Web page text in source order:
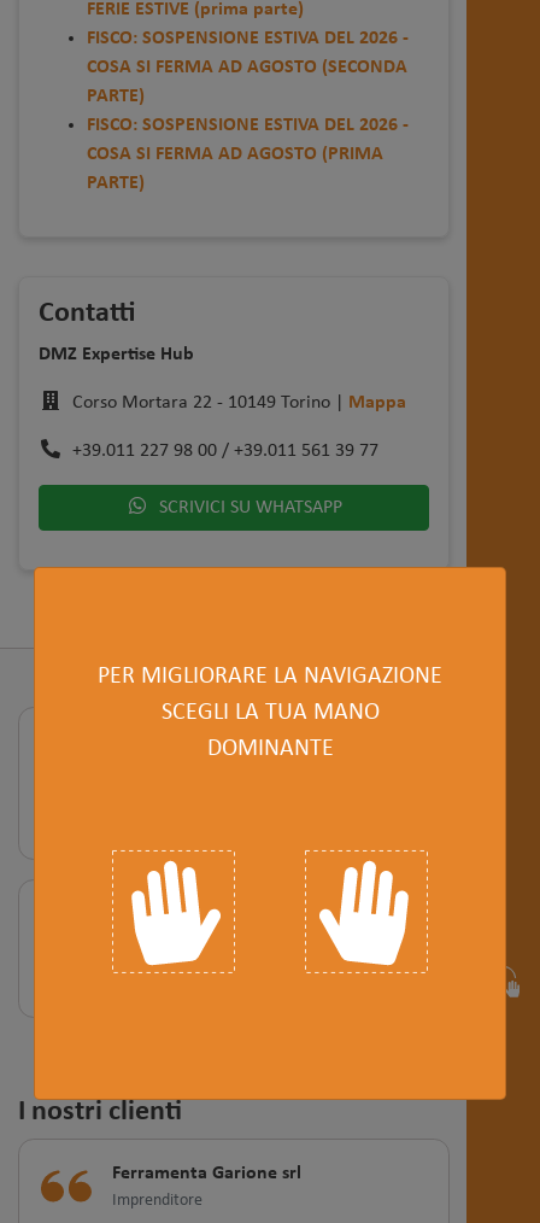
FERIE ESTIVE (prima parte)
FISCO: SOSPENSIONE ESTIVA DEL 2026 -
COSA SI FERMA AD AGOSTO (SECONDA
PARTE)
FISCO: SOSPENSIONE ESTIVA DEL 2026 -
COSA SI FERMA AD AGOSTO (PRIMA
PARTE)
Contatti
DMZ Expertise Hub
Corso Mortara 22 - 10149 Torino | Mappa
+39.011 227 98 00 / +39.011 561 39 77
SCRIVICI SU WHATSAPP
Le nostre parole chiave
I nostri numeri
600 20 85mln.
I nostri clienti
Ferramenta Garione srl
Imprenditore
PER MIGLIORARE LA NAVIGAZIONE
SCEGLI LA TUA MANO
DOMINANTE